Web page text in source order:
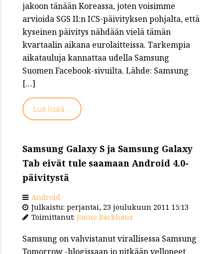
jakoon tänään Koreassa, joten voisimme
arvioida SGS II:n ICS-päivityksen pohjalta, että
kyseinen päivitys nähdään vielä tämän
kvartaalin aikana eurolaitteissa. Tarkempia
aikatauluja kannattaa udella Samsung
Suomen Facebook-sivuilta. Lähde: Samsung
[…]
Lue lisää...
Samsung Galaxy S ja Samsung Galaxy
Tab eivät tule saamaan Android 4.0-
päivitystä
Android
Julkaistu: perjantai, 23 joulukuun 2011 15:13
Toimittanut: Jonne Backhaus
Samsung on vahvistanut virallisessa Samsung
Tomorrow -blogissaan jo pitkään velloneet